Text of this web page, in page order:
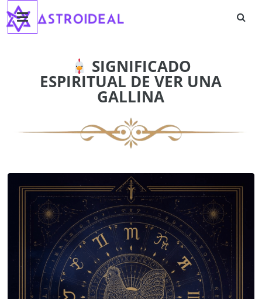
Saltar
contenido
Astroideal
SIGNIFICADO
ESPIRITUAL DE VER UNA
GALLINA